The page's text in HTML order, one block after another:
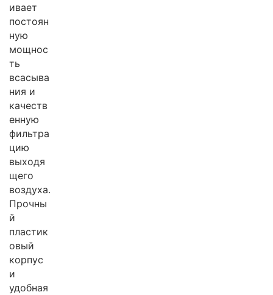
ивает
постоян
ную
мощнос
ть
всасыва
ния и
качеств
енную
фильтра
цию
выходя
щего
воздуха.
Прочны
й
пластик
овый
корпус
и
удобная